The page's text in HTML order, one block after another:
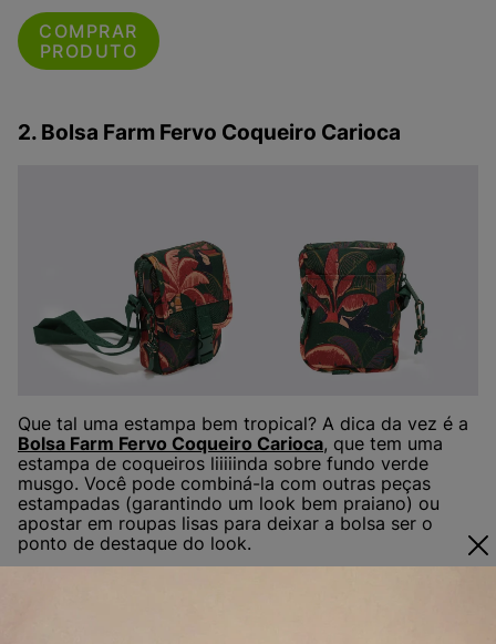
COMPRAR
PRODUTO
2. Bolsa Farm Fervo Coqueiro Carioca
Que tal uma estampa bem tropical? A dica da vez é a
Bolsa Farm Fervo Coqueiro Carioca, que tem uma
estampa de coqueiros liiiiinda sobre fundo verde
musgo. Você pode combiná-la com outras peças
estampadas (garantindo um look bem praiano) ou
apostar em roupas lisas para deixar a bolsa ser o
ponto de destaque do look.